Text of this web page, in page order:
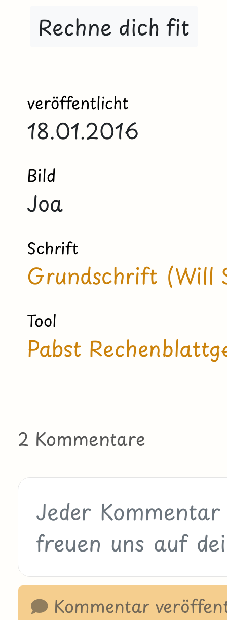
Rechne dich fit
veröffentlicht
18.01.2016
Bild
Joa
Schrift
Grundschrift (Will
Tool
Pabst
2 Kommentare
Kommentar